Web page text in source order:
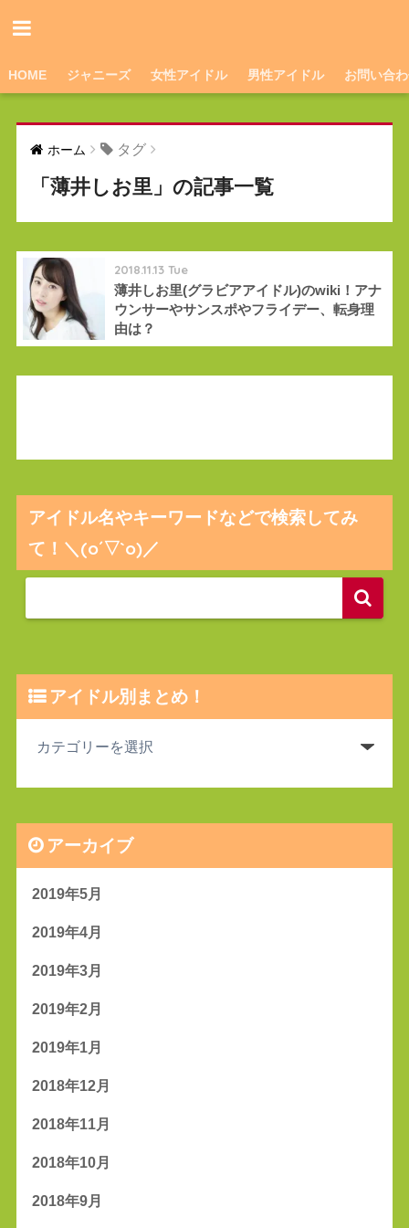
HOME ジャニーズ 女性アイドル 男性アイドル お問い合
ホーム タグ
「薄井しお里」の記事一覧
2018.11.13 Tue
薄井しお里(グラビアアイドル)のwiki！アナ
ウンサーやサンスポやフライデー、転身理
由は？
アイドル名やキーワードなどで検索してみ
て！＼(o´▽`o)／
アイドル別まとめ！
アーカイブ
2019年5月
2019年4月
2019年3月
2019年2月
2019年1月
2018年12月
2018年11月
2018年10月
2018年9月